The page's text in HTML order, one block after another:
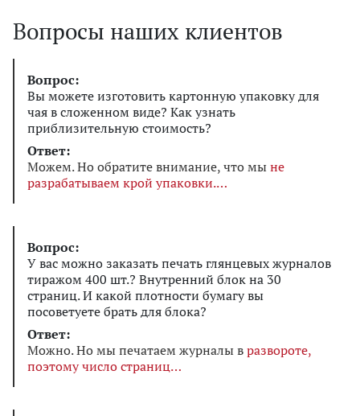
Вопросы наших клиентов
Вопрос:
Вы можете изготовить картонную упаковку для
чая в сложенном виде? Как узнать
приблизительную стоимость?
Ответ:
Можем. Но обратите внимание, что мыне
разрабатываем крой упаковки.
Вопрос:
У вас можно заказать печать глянцевых журналов
тиражом 400 шт.? Внутренний блок на 30
страниц. И какой плотности бумагу вы
посоветуете брать для блока?
Ответ:
Можно. Но мы печатаем журналы вразвороте,
поэтому число страниц